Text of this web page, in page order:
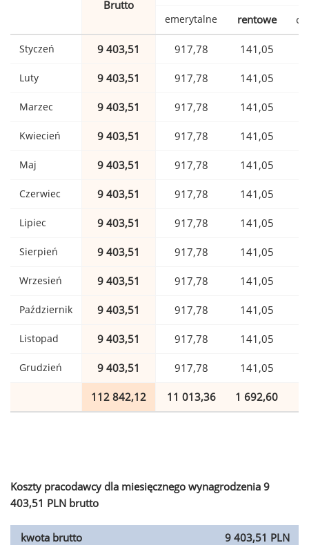
Brutto
emerytalne rentowe
Styczeń 9 403,51 917,78 141,05
Luty 9 403,51 917,78 141,05
Marzec 9 403,51 917,78 141,05
Kwiecień 9 403,51 917,78 141,05
Maj 9 403,51 917,78 141,05
Czerwiec 9 403,51 917,78 141,05
Lipiec 9 403,51 917,78 141,05
Sierpień 9 403,51 917,78 141,05
Wrzesień 9 403,51 917,78 141,05
Październik 9 403,51 917,78 141,05
Listopad 9 403,51 917,78 141,05
Grudzień 9 403,51 917,78 141,05
112 842,12 11 013,36 1 692,60
Koszty pracodawcy dla miesięcznego wynagrodzenia 9
403,51 PLN brutto
kwota brutto
9 403,51 PLN